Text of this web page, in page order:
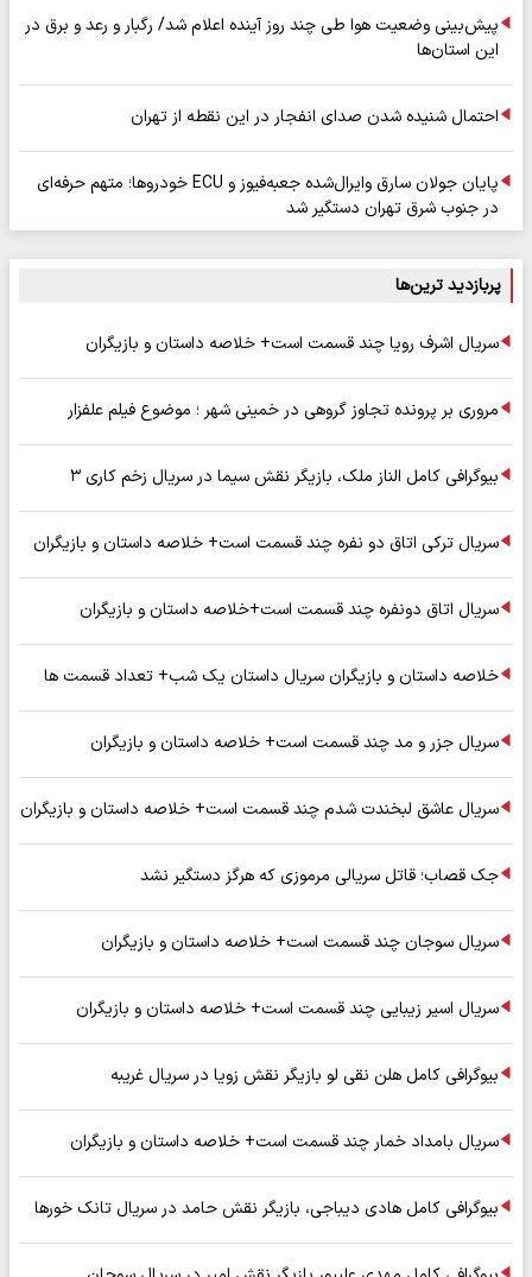
پیش‌بینی وضعیت هوا طی چند روز آینده اعلام شد/ رگبار و رعد و برق در
این استان‌ها
احتمال شنیده شدن صدای انفجار در این نقطه از تهران
پایان جولان سارق وایرال‌شده جعبه‌فیوز و ECU خودروها؛ متهم حرفه‌ای
در جنوب شرق تهران دستگیر شد
پربازدید ترین‌ها
سریال اشرف رویا چند قسمت است+ خلاصه داستان و بازیگران
مروری بر پرونده تجاوز گروهی در خمینی شهر ؛ موضوع فیلم علفزار
بیوگرافی کامل الناز ملک، بازیگر نقش سیما در سریال زخم کاری ۳
سریال ترکی اتاق دو نفره چند قسمت است+ خلاصه داستان و بازیگران
سریال اتاق دونفره چند قسمت است+خلاصه داستان و بازیگران
خلاصه داستان و بازیگران سریال داستان یک شب+ تعداد قسمت ها
سریال جزر و مد چند قسمت است+ خلاصه داستان و بازیگران
سریال عاشق لبخندت شدم چند قسمت است+ خلاصه داستان و بازیگران
جک قصاب؛ قاتل سریالی مرموزی که هرگز دستگیر نشد
سریال سوجان چند قسمت است+ خلاصه داستان و بازیگران
سریال اسیر زیبایی چند قسمت است+ خلاصه داستان و بازیگران
بیوگرافی کامل هلن نقی لو بازیگر نقش زویا در سریال غریبه
سریال بامداد خمار چند قسمت است+ خلاصه داستان و بازیگران
بیوگرافی کامل هادی دیباجی، بازیگر نقش حامد در سریال تانک خورها